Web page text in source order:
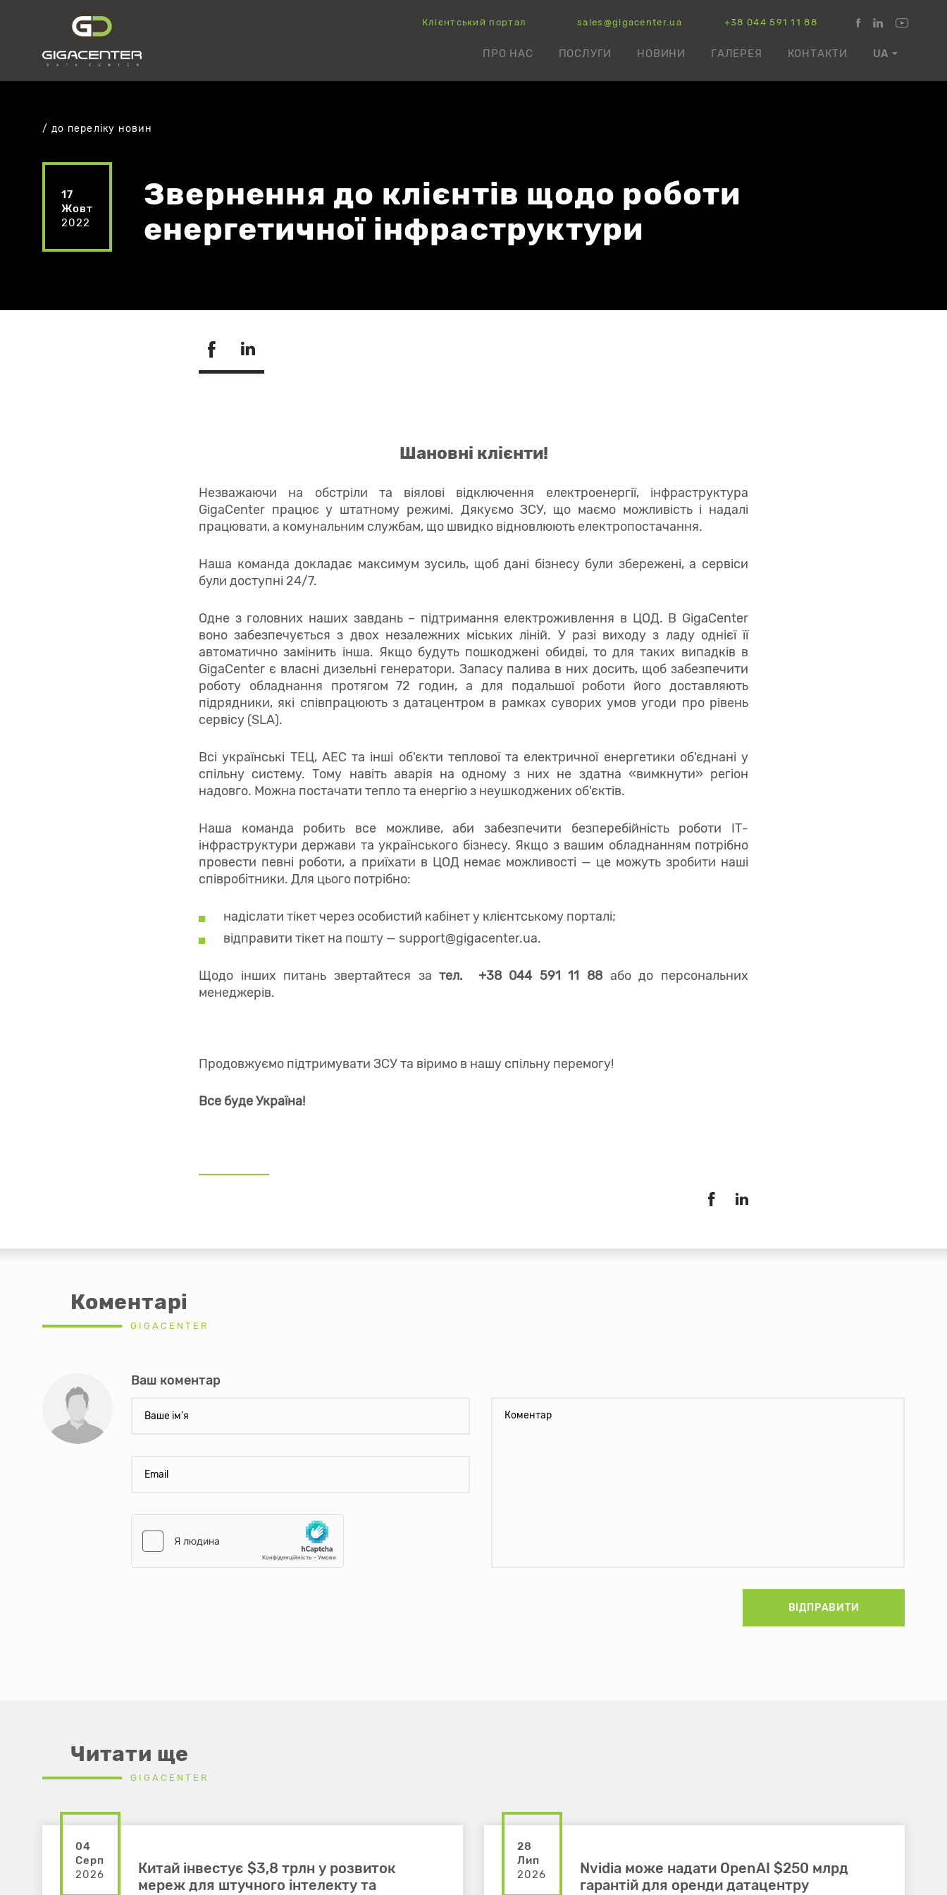
Клієнтський портал sales@gigacenter.ua +38 044 591 11 88
ПРО НАС ПОСЛУГИ НОВИНИ ГАЛЕРЕЯ КОНТАКТИ UA
до переліку новин
17
Жовт
2022
Звернення до клієнтів щодо роботи
енергетичної інфраструктури
Шановні клієнти!
Незважаючи на обстріли та віялові відключення електроенергії, інфраструктура
GigaCenter працює у штатному режимі. Дякуємо ЗСУ, що маємо можливість і надалі
працювати, а комунальним службам, що швидко відновлюють електропостачання.
Наша команда докладає максимум зусиль, щоб дані бізнесу були збережені, а сервіси
були доступні 24/7.
Одне з головних наших завдань – підтримання електроживлення в ЦОД. В GigaCenter
воно забезпечується з двох незалежних міських ліній. У разі виходу з ладу однієї її
автоматично замінить інша. Якщо будуть пошкоджені обидві, то для таких випадків в
GigaCenter є власні дизельні генератори. Запасу палива в них досить, щоб забезпечити
роботу обладнання протягом 72 годин, а для подальшої роботи його доставляють
підрядники, які співпрацюють з датацентром в рамках суворих умов угоди про рівень
сервісу (SLA).
Всі українські ТЕЦ, АЕС та інші об'єкти теплової та електричної енергетики об'єднані у
спільну систему. Тому навіть аварія на одному з них не здатна «вимкнути» регіон
надовго. Можна постачати тепло та енергію з неушкоджених об'єктів.
Наша команда робить все можливе, аби забезпечити безперебійність роботи ІТ-
інфраструктури держави та українського бізнесу. Якщо з вашим обладнанням потрібно
провести певні роботи, а приїхати в ЦОД немає можливості — це можуть зробити наші
співробітники. Для цього потрібно:
надіслати тікет через особистий кабінет у клієнтському порталі;
відправити тікет на пошту — support@gigacenter.ua.
Щодо інших питань звертайтеся зател. +38 044 591 11 88 або до персональних
менеджерів.
Продовжуємо підтримувати ЗСУ та віримо в нашу спільну перемогу!
Все буде Україна!
Коментарі
GIGACENTER
Ваш коментар
ВІДПРАВИТИ
Читати ще
GIGACENTER
04
Серп
2026
Китай інвестує $3,8 трлн у розвиток
мереж для штучного інтелекту та
28
Лип
2026
Nvidia може надати OpenAI $250 млрд
гарантій для оренди датацентру